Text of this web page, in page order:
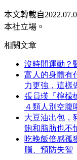
本文轉載自2022.07
本社立場。
相關文章
沒時間運動？
富人的身體有
力更強，這樣
張員瑛「檸檬
４類人別空腹
大豆油出包，
飽和脂肪也不
吃晚飯倍感孤
腦、預防失智